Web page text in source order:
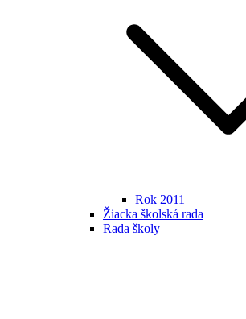
Rok 2011
Žiacka školská rada
Rada školy